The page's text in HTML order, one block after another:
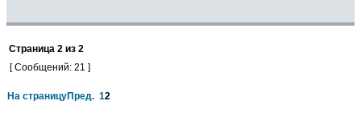
Страница 2 из 2
[ Сообщений: 21 ]
На страницуПред. 12